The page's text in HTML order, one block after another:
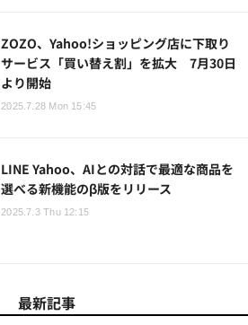
ZOZO、Yahoo!ショッピング店に下取り
サービス「買い替え割」を拡大 7月30日
より開始
2025.7.28 Mon 15:45
LINE Yahoo、AIとの対話で最適な商品を
選べる新機能のβ版をリリース
2025.7.3 Thu 12:15
最新記事